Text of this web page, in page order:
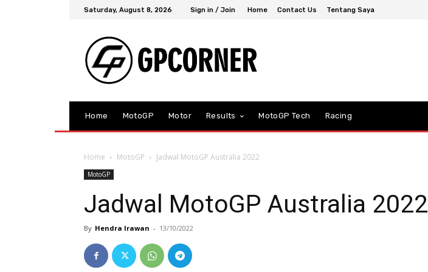
Saturday, August 8, 2026 Sign in / Join Home Contact Us Tentang Saya
Home MotoGP Motor Results MotoGP Tech Racing
Home MotoGP Jadwal MotoGP Australia 2022
MotoGP
Jadwal MotoGP Australia 2022
By Hendra Irawan - 13/10/2022